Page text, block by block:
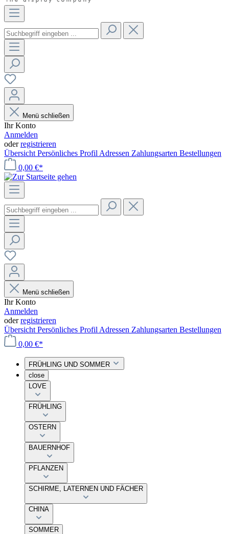
Menü schließen
Ihr Konto
Anmelden
oderregistrieren
Übersicht Persönliches Profil Adressen Zahlungsarten Bestellungen
0,00 €*
Menü schließen
Ihr Konto
Anmelden
oderregistrieren
Übersicht Persönliches Profil Adressen Zahlungsarten Bestellungen
0,00 €*
FRÜHLING UND SOMMER
close
LOVE
FRÜHLING
OSTERN
BAUERNHOF
PFLANZEN
SCHIRME, LATERNEN UND FÄCHER
CHINA
SOMMER